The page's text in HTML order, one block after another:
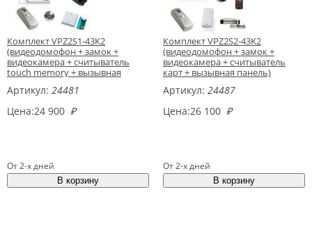
Комплект VPZ2S1-43K2
(видеодомофон + замок +
видеокамера + считыватель
touch memory + вызывная
Артикул: 24481
Цена:24 900 ₽
От 2-х дней
Комплект VPZ2S2-43K2
(видеодомофон + замок +
видеокамера + считыватель
карт + вызывная панель)
Артикул: 24487
Цена:26 100 ₽
От 2-х дней